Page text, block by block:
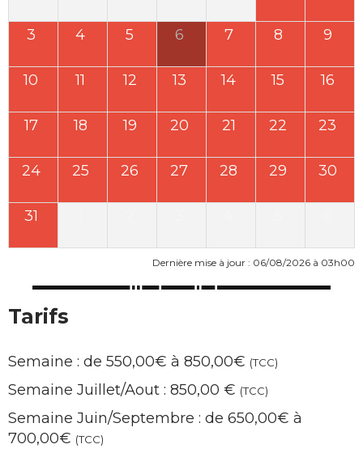
3 4 5 6 7 8 9
10 11 12 13 14 15 16
17 18 19 20 21 22 23
24 25 26 27 28 29 30
31
Dernière mise à jour : 06/08/2026 à 03h00
Tarifs
Semaine : de 550,00€ à 850,00€ (TCC)
Semaine Juillet/Aout : 850,00 € (TCC)
Semaine Juin/Septembre : de 650,00€ à
700,00€ (TCC)